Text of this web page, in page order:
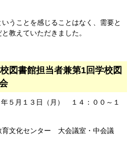
ことを感じることはなく、需要と
教えていただきました。
図書館担当者兼第1回学校図
年５月１３日（月） １４：００～１
センター 大会議室・中会議